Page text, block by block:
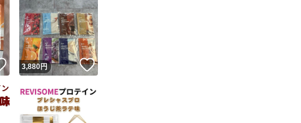
いいね！
3,880円 いいね！